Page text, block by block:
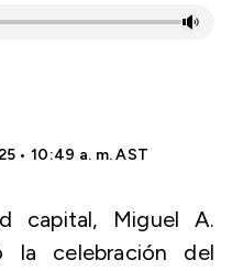
• 10:49 a. m. AST
capital, Miguel A.
la celebración del